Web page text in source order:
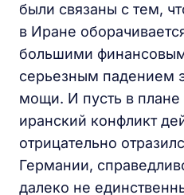
были связаны с тем,
в Иране
большими
серьезным падением
мощи. И пусть в плане
иранский конфликт
отрицательно
Германии,
далеко не